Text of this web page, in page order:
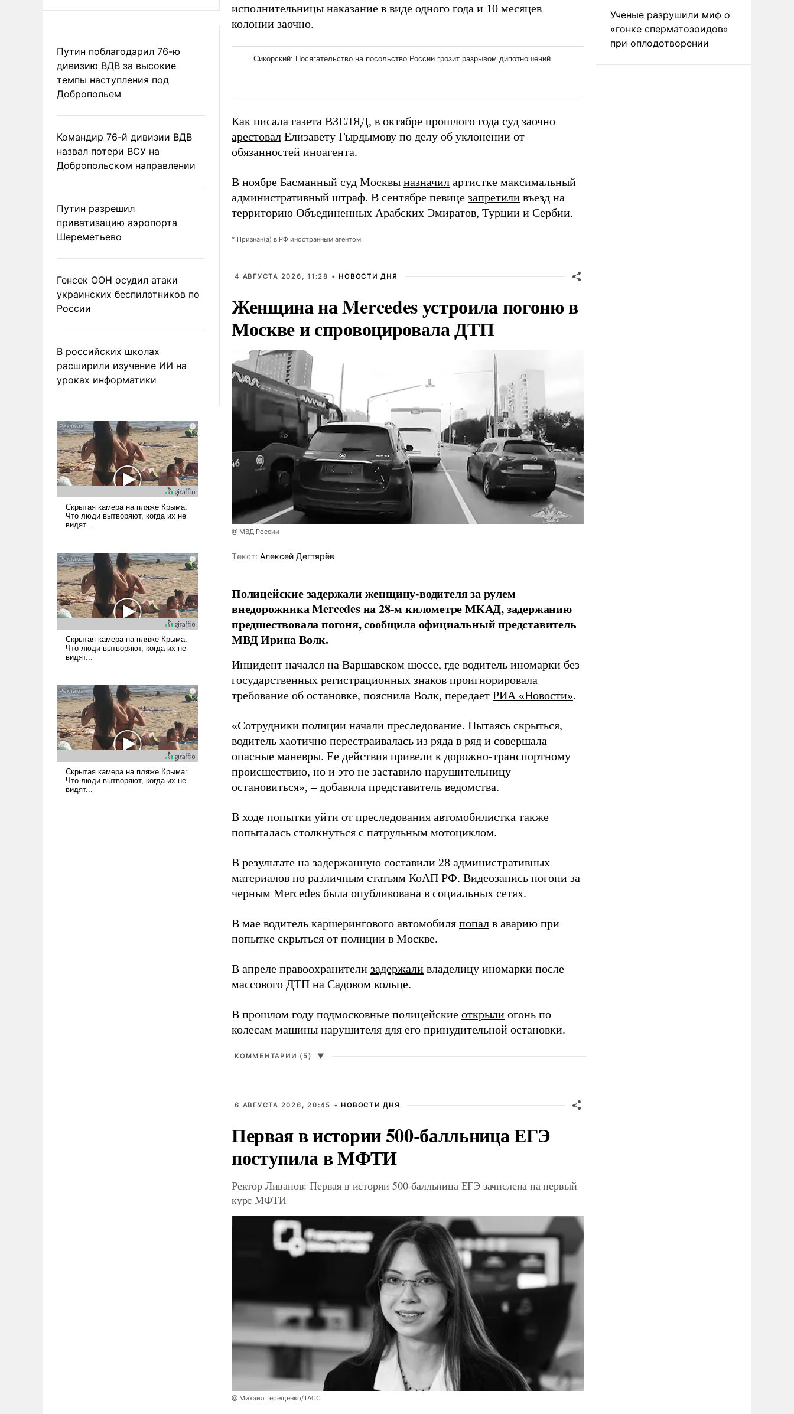
Путин поблагодарил 76-ю
дивизию ВДВ за высокие
темпы наступления под
Добропольем
Командир 76-й дивизии ВДВ
назвал потери ВСУ на
Добропольском направлении
Путин разрешил
приватизацию аэропорта
Шереметьево
Генсек ООН осудил атаки
украинских беспилотников по
России
В российских школах
расширили изучение ИИ на
уроках информатики
исполнительницы наказание в виде одного года и 10 месяцев
колонии заочно.
Как писала газета ВЗГЛЯД, в октябре прошлого года суд заочно
арестовал Елизавету Гырдымову по делу об уклонении от
обязанностей иноагента.
В ноябре Басманный суд Москвы назначил артистке максимальный
административный штраф. В сентябре певице запретили въезд на
территорию Объединенных Арабских Эмиратов, Турции и Сербии.
* Признан(а) в РФ иностранным агентом
4 АВГУСТА 2026, 11:28 • НОВОСТИ ДНЯ
Женщина на Mercedes устроила погоню в
Москве и спровоцировала ДТП
@ МВД России
Tекст: Алексей Дегтярёв
Полицейские задержали женщину-водителя за рулем
внедорожника Mercedes на 28-м километре МКАД, задержанию
предшествовала погоня, сообщила официальный представитель
МВД Ирина Волк.
Инцидент начался на Варшавском шоссе, где водитель иномарки без
государственных регистрационных знаков проигнорировала
требование об остановке, пояснила Волк, передает РИА «Новости».
«Сотрудники полиции начали преследование. Пытаясь скрыться,
водитель хаотично перестраивалась из ряда в ряд и совершала
опасные маневры. Ее действия привели к дорожно-транспортному
происшествию, но и это не заставило нарушительницу
остановиться», – добавила представитель ведомства.
В ходе попытки уйти от преследования автомобилистка также
попыталась столкнуться с патрульным мотоциклом.
В результате на задержанную составили 28 административных
материалов по различным статьям КоАП РФ. Видеозапись погони за
черным Mercedes была опубликована в социальных сетях.
В мае водитель каршерингового автомобиля попал в аварию при
попытке скрыться от полиции в Москве.
В апреле правоохранители задержали владелицу иномарки после
массового ДТП на Садовом кольце.
В прошлом году подмосковные полицейские открыли огонь по
колесам машины нарушителя для его принудительной остановки.
КОММЕНТАРИИ (5) ▼
6 АВГУСТА 2026, 20:45 • НОВОСТИ ДНЯ
Первая в истории 500-балльница ЕГЭ
поступила в МФТИ
Ректор Ливанов: Первая в истории 500-балльница ЕГЭ зачислена на первый
курс МФТИ
@ Михаил Терещенко/ТАСС
Ученые разрушили миф о
«гонке сперматозоидов»
при оплодотворении